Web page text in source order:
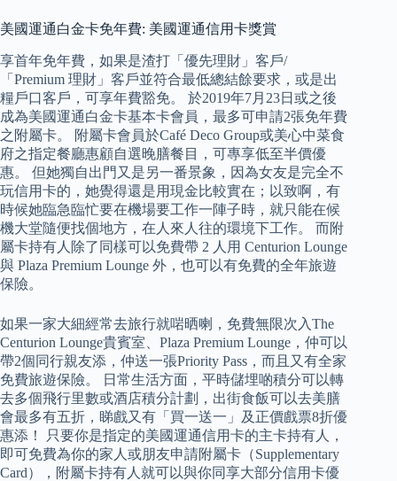
美國運通白金卡免年費: 美國運通信用卡獎賞
享首年免年費，如果是渣打「優先理財」客戶/
「Premium 理財」客戶並符合最低總結餘要求，或是出
糧戶口客戶，可享年費豁免。 於2019年7月23日或之後
成為美國運通白金卡基本卡會員，最多可申請2張免年費
之附屬卡。 附屬卡會員於Café Deco Group或美心中菜食
府之指定餐廳惠顧自選晚膳餐目，可專享低至半價優
惠。 但她獨自出門又是另一番景象，因為女友是完全不
玩信用卡的，她覺得還是用現金比較實在；以致啊，有
時候她臨急臨忙要在機場要工作一陣子時，就只能在候
機大堂隨便找個地方，在人來人往的環境下工作。 而附
屬卡持有人除了同樣可以免費帶 2 人用 Centurion Lounge
與 Plaza Premium Lounge 外，也可以有免費的全年旅遊
保險。
如果一家大細經常去旅行就啱晒喇，免費無限次入The
Centurion Lounge貴賓室、Plaza Premium Lounge，仲可以
帶2個同行親友添，仲送一張Priority Pass，而且又有全家
免費旅遊保險。 日常生活方面，平時儲埋啲積分可以轉
去多個飛行里數或酒店積分計劃，出街食飯可以去美膳
會最多有五折，睇戲又有「買一送一」及正價戲票8折優
惠添！ 只要你是指定的美國運通信用卡的主卡持有人，
即可免費為你的家人或朋友申請附屬卡（Supplementary
Card），附屬卡持有人就可以與你同享大部分信用卡優